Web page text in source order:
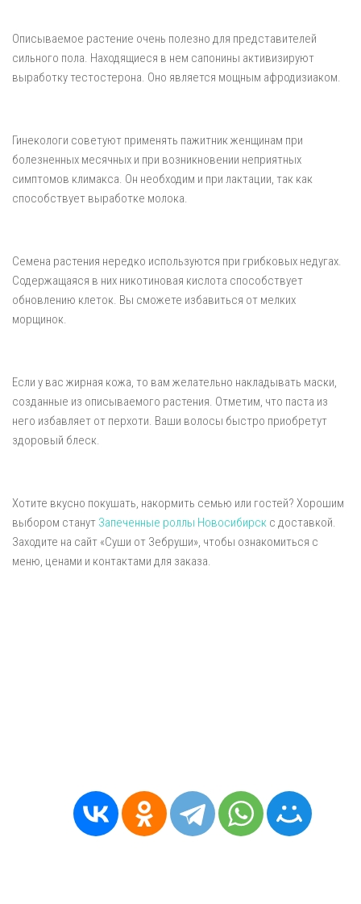
Описываемое растение очень полезно для представителей
сильного пола. Находящиеся в нем сапонины активизируют
выработку тестостерона. Оно является мощным афродизиаком.
Гинекологи советуют применять пажитник женщинам при
болезненных месячных и при возникновении неприятных
симптомов климакса. Он необходим и при лактации, так как
способствует выработке молока.
Семена растения нередко используются при грибковых недугах.
Содержащаяся в них никотиновая кислота способствует
обновлению клеток. Вы сможете избавиться от мелких
морщинок.
Если у вас жирная кожа, то вам желательно накладывать маски,
созданные из описываемого растения. Отметим, что паста из
него избавляет от перхоти. Ваши волосы быстро приобретут
здоровый блеск.
Хотите вкусно покушать, накормить семью или гостей? Хорошим
выбором станут Запеченные роллы Новосибирск с доставкой.
Заходите на сайт «Суши от Зебруши», чтобы ознакомиться с
меню, ценами и контактами для заказа.